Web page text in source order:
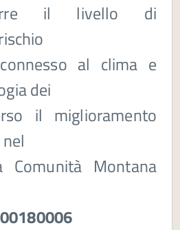
il livello di
al clima e
dei
il miglioramento
Comunità Montana